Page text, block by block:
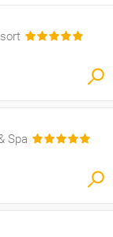
Spa